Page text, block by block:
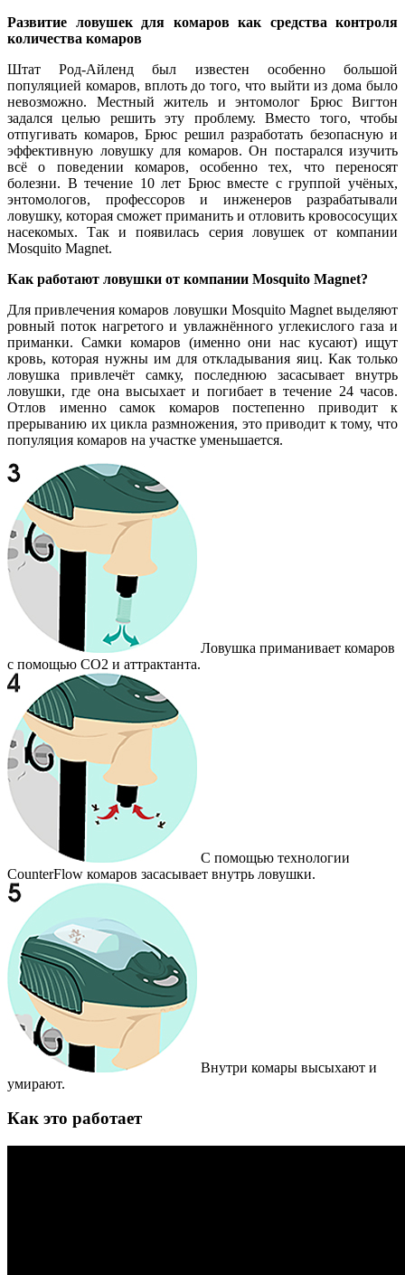
Развитие ловушек для комаров как средства контроля
количества комаров
Штат Род-Айленд был известен особенно большой
популяцией комаров, вплоть до того, что выйти из дома было
невозможно. Местный житель и энтомолог Брюс Вигтон
задался целью решить эту проблему. Вместо того, чтобы
отпугивать комаров, Брюс решил разработать безопасную и
эффективную ловушку для комаров. Он постарался изучить
всё о поведении комаров, особенно тех, что переносят
болезни. В течение 10 лет Брюс вместе с группой учёных,
энтомологов, профессоров и инженеров разрабатывали
ловушку, которая сможет приманить и отловить кровососущих
насекомых. Так и появилась серия ловушек от компании
Mosquito Magnet.
Как работают ловушки от компании Mosquito Magnet?
Для привлечения комаров ловушки Mosquito Magnet выделяют
ровный поток нагретого и увлажнённого углекислого газа и
приманки. Самки комаров (именно они нас кусают) ищут
кровь, которая нужны им для откладывания яиц. Как только
ловушка привлечёт самку, последнюю засасывает внутрь
ловушки, где она высыхает и погибает в течение 24 часов.
Отлов именно самок комаров постепенно приводит к
прерыванию их цикла размножения, это приводит к тому, что
популяция комаров на участке уменьшается.
Ловушка приманивает комаров
с помощью CO2 и аттрактанта.
С помощью технологии
CounterFlow комаров засасывает внутрь ловушки.
Внутри комары высыхают и
умирают.
Как это работает